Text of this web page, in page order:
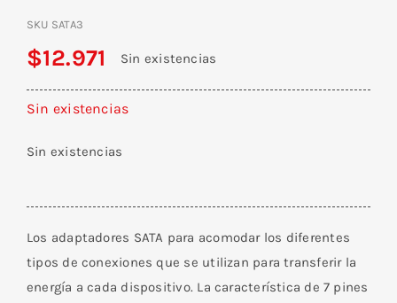
SKU SATA3
$12.971 Sin existencias
Sin existencias
Sin existencias
Los adaptadores SATA para acomodar los diferentes
tipos de conexiones que se utilizan para transferir la
energía a cada dispositivo. La característica de 7 pines